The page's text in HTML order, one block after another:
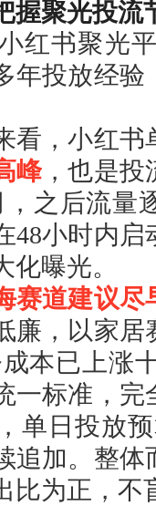
握聚光投流
红书聚光
年投放经
看，小红
峰 ，也是
之后流量
48小时内
曝光。
赛道建议尽
廉，以家
本已上涨
一标准，
单日投放
追加。整
比为正，不